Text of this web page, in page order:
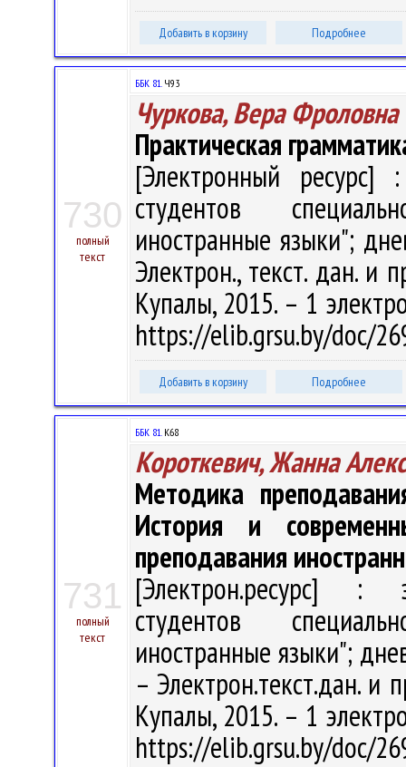
Добавить в корзину Подробнее
730
полный
текст
ББК 81.Ч93
Чуркова, Вера Фроловна
Практическая
[Электронный ресурс]
студентов
иностранные языки";
Электрон., текст. дан. и
Купалы, 2015. – 1
https://elib.grsu.by/doc/
Добавить в корзину Подробнее
731
полный
текст
ББК 81.К68
Короткевич, Жанна
Методика
История и
преподавания
[Электрон.ресурс] :
студентов
иностранные языки";
– Электрон.текст.дан. и
Купалы, 2015. – 1
https://elib.grsu.by/doc/